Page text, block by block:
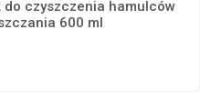
do czyszczenia hamulców
600 ml